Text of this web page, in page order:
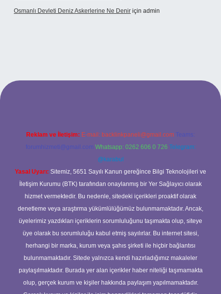
Osmanlı Devleti Deniz Askerlerine Ne Denir için admin
giriş
Reklam ve İletişim: E-mail: backlinkpaneli@gmail.com Teams:
forumhizmeti@gmail.com Whatsapp: 0262 606 0 726 Telegram:
@karabul
Yasal Uyarı: Sitemiz, 5651 Sayılı Kanun gereğince Bilgi Teknolojileri ve
İletişim Kurumu (BTK) tarafından onaylanmış bir Yer Sağlayıcı olarak
hizmet vermektedir. Bu nedenle, sitedeki içerikleri proaktif olarak
denetleme veya araştırma yükümlülüğümüz bulunmamaktadır. Ancak,
üyelerimiz yazdıkları içeriklerin sorumluluğunu taşımakta olup, siteye
üye olarak bu sorumluluğu kabul etmiş sayılırlar. Bu internet sitesi,
herhangi bir marka, kurum veya şahıs şirketi ile hiçbir bağlantısı
bulunmamaktadır. Sitede yalnızca kendi hazırladığımız makaleler
paylaşılmaktadır. Burada yer alan içerikler haber niteliği taşımamakta
olup, gerçek kurum ve kişiler hakkında paylaşım yapılmamaktadır.